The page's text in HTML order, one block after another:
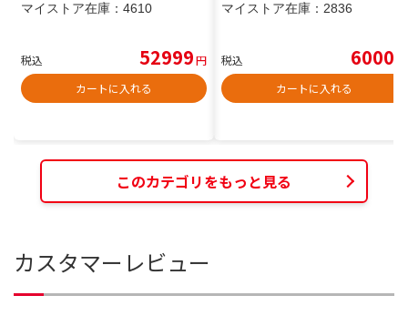
マイストア在庫： 4610
税込 52999円
カートに入れる
マイストア在庫： 2836
税込 6000
カートに入れる
このカテゴリをもっと見る
カスタマーレビュー